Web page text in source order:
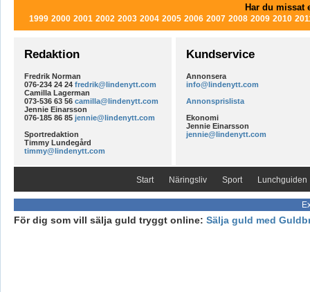
Har du missat
1999 2000 2001 2002 2003 2004 2005 2006 2007 2008 2009 2010
Redaktion
Fredrik Norman
076-234 24 24 fredrik@lindenytt.com
Camilla Lagerman
073-536 63 56 camilla@lindenytt.com
Jennie Einarsson
076-185 86 85 jennie@lindenytt.com
Sportredaktion
Timmy Lundegård
timmy@lindenytt.com
Kundservice
Annonsera
info@lindenytt.com
Annonsprislista
Ekonomi
Jennie Einarsson
jennie@lindenytt.com
Start Näringsliv Sport Lunchguiden
För dig som vill sälja guld tryggt online: Sälja guld med